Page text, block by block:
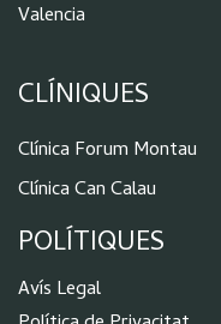
Valencia
CLÍNIQUES
Clínica Forum Montau
Clínica Can Calau
POLÍTIQUES
Avís Legal